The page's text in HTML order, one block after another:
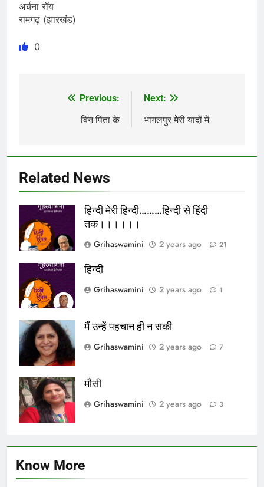
अर्चना रॉय
रामगढ़ (झारखंड)
0
navigation
Previous:
बिन पिता के
Next:
भागलपुर मेरी यादों में
Related News
हिन्दी मेरी हिन्दी………हिन्दी से हिंदी
तक।।।।।।
Grihaswamini
2 years ago 21
हिन्दी
Grihaswamini
2 years ago 1
मैं उन्हें पहचान ही न सकी
Grihaswamini
2 years ago 7
मौसी
Grihaswamini
2 years ago 3
Know More